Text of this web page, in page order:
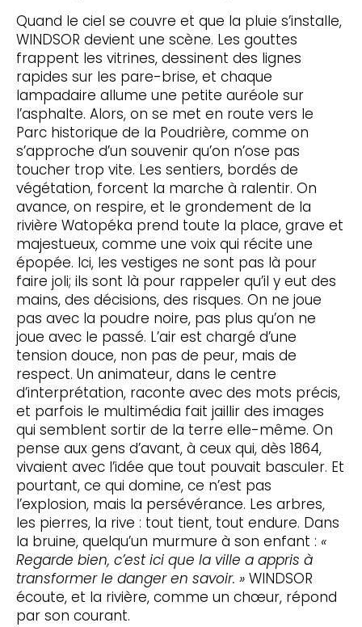
Quand le ciel se couvre et que la pluie s’installe,
WINDSOR devient une scène. Les gouttes
frappent les vitrines, dessinent des lignes
rapides sur les pare-brise, et chaque
lampadaire allume une petite auréole sur
l’asphalte. Alors, on se met en route vers le
Parc historique de la Poudrière, comme on
s’approche d’un souvenir qu’on n’ose pas
toucher trop vite. Les sentiers, bordés de
végétation, forcent la marche à ralentir. On
avance, on respire, et le grondement de la
rivière Watopéka prend toute la place, grave et
majestueux, comme une voix qui récite une
épopée. Ici, les vestiges ne sont pas là pour
faire joli; ils sont là pour rappeler qu’il y eut des
mains, des décisions, des risques. On ne joue
pas avec la poudre noire, pas plus qu’on ne
joue avec le passé. L’air est chargé d’une
tension douce, non pas de peur, mais de
respect. Un animateur, dans le centre
d’interprétation, raconte avec des mots précis,
et parfois le multimédia fait jaillir des images
qui semblent sortir de la terre elle-même. On
pense aux gens d’avant, à ceux qui, dès 1864,
vivaient avec l’idée que tout pouvait basculer. Et
pourtant, ce qui domine, ce n’est pas
l’explosion, mais la persévérance. Les arbres,
les pierres, la rive : tout tient, tout endure. Dans
la bruine, quelqu’un murmure à son enfant : «
Regarde bien, c’est ici que la ville a appris à
transformer le danger en savoir. »WINDSOR
écoute, et la rivière, comme un chœur, répond
par son courant.